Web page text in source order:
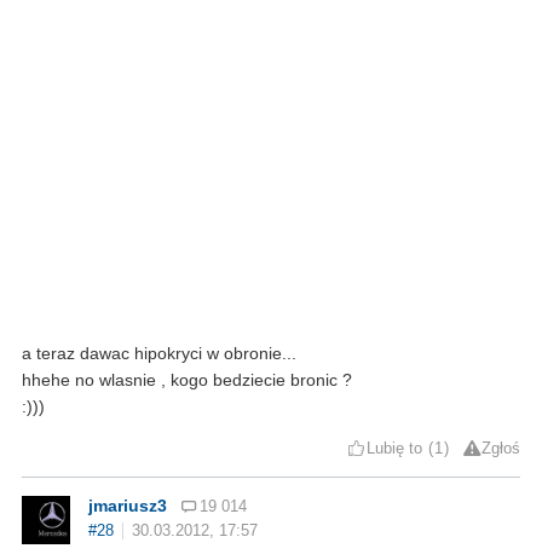
a teraz dawac hipokryci w obronie...
hhehe no wlasnie , kogo bedziecie bronic ?
:)))
Lubię to 1 Zgłoś
jmariusz3
19 014
#28
30.03.2012, 17:57